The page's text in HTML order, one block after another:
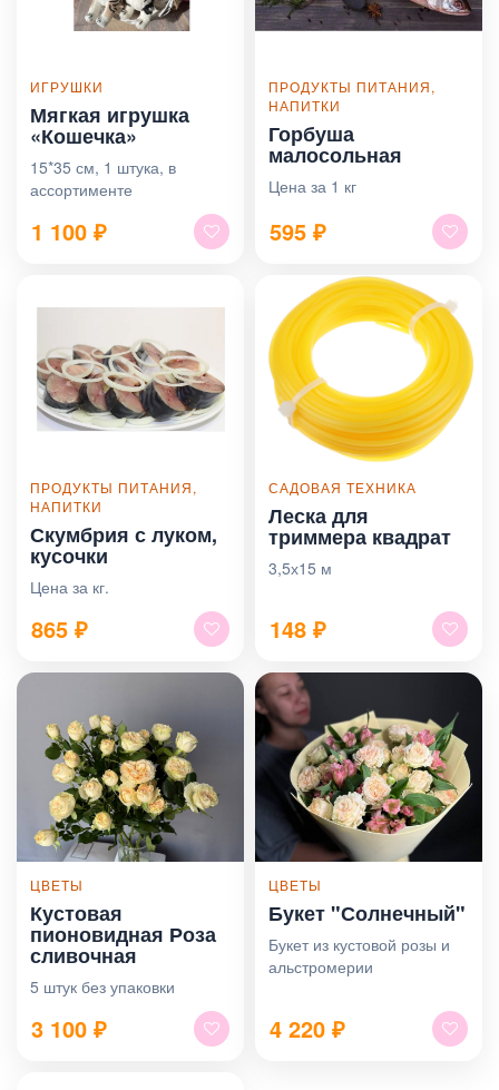
ИГРУШКИ
Мягкая игрушка
«Кошечка»
15*35 см, 1 штука, в
ассортименте
1 100 ₽
ПРОДУКТЫ ПИТАНИЯ,
НАПИТКИ
Горбуша
малосольная
Цена за 1 кг
595 ₽
ПРОДУКТЫ ПИТАНИЯ,
НАПИТКИ
Скумбрия с луком,
кусочки
Цена за кг.
865 ₽
САДОВАЯ ТЕХНИКА
Леска для
триммера квадрат
3,5х15 м
148 ₽
ЦВЕТЫ
Кустовая
пионовидная Роза
сливочная
5 штук без упаковки
3 100 ₽
ЦВЕТЫ
Букет "Солнечный"
Букет из кустовой розы и
альстромерии
4 220 ₽